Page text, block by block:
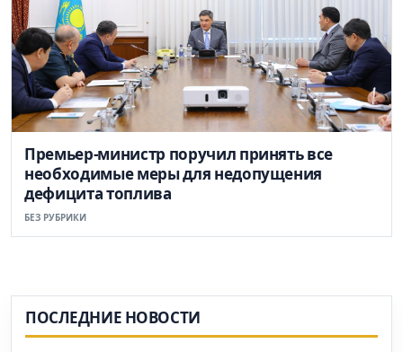
Премьер-министр поручил принять все
необходимые меры для недопущения
дефицита топлива
БЕЗ РУБРИКИ
ПОСЛЕДНИЕ НОВОСТИ